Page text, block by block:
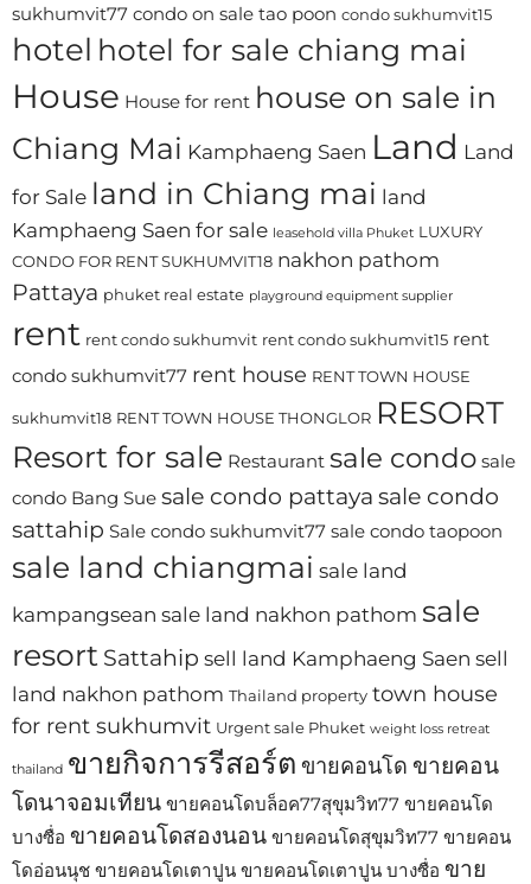
sukhumvit77 condo on sale tao poon condo sukhumvit15
hotel hotel for sale chiang mai
House House for rent house on sale in
Chiang Mai Kamphaeng Saen Land Land
for Sale land in Chiang mai land
Kamphaeng Saen for sale leasehold villa Phuket LUXURY
CONDO FOR RENT SUKHUMVIT18 nakhon pathom
Pattaya phuket real estate playground equipment supplier
rent rent condo sukhumvit rent condo sukhumvit15 rent
condo sukhumvit77 rent house RENT TOWN HOUSE
sukhumvit18 RENT TOWN HOUSE THONGLOR RESORT
Resort for sale Restaurant sale condo sale
condo Bang Sue sale condo pattaya sale condo
sattahip Sale condo sukhumvit77 sale condo taopoon
sale land chiangmai sale land
kampangsean sale land nakhon pathom sale
resort Sattahip sell land Kamphaeng Saen sell
land nakhon pathom Thailand property town house
for rent sukhumvit Urgent sale Phuket weight loss retreat
thailand ขายกิจการรีสอร์ต ขายคอนโด ขายคอน
โดนาจอมเทียน ขายคอนโดบล็อค77สุขุมวิท77 ขายคอนโด
บางซื่อ ขายคอนโดสองนอน ขายคอนโดสุขุมวิท77 ขายคอน
โดอ่อนนุช ขายคอนโดเตาปูน ขายคอนโดเตาปูน บางซื่อ ขาย